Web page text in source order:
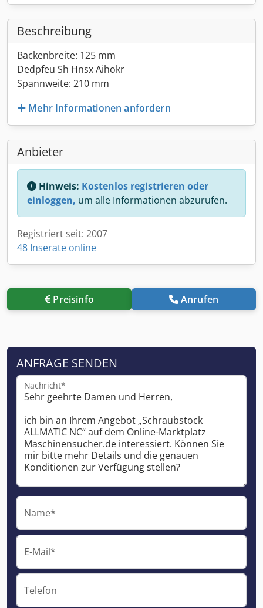
Beschreibung
Backenbreite: 125 mm
Dedpfeu Sh Hnsx Aihokr
Spannweite: 210 mm
Mehr Informationen anfordern
Anbieter
Hinweis: Kostenlos registrieren oder
einloggen, um alle Informationen abzurufen.
Registriert seit: 2007
48 Inserate online
Preisinfo Anrufen
ANFRAGE SENDEN
Nachricht*
Name*
E-Mail*
Telefon